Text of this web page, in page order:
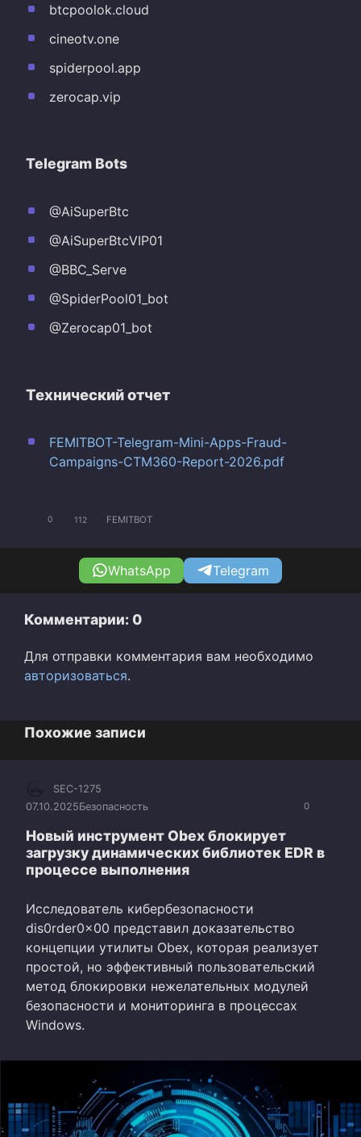
btcpoolok.cloud
cineotv.one
spiderpool.app
zerocap.vip
Telegram Bots
@AiSuperBtc
@AiSuperBtcVIP01
@BBC_Serve
@SpiderPool01_bot
@Zerocap01_bot
Технический отчет
FEMITBOT-Telegram-Mini-Apps-Fraud-
Campaigns-CTM360-Report-2026.pdf
0 112 FEMITBOT
WhatsApp Telegram
Комментарии: 0
Для отправки комментария вам необходимо
авторизоваться.
Похожие записи
0
SEC-1275
07.10.2025Безопасность
Новый инструмент Obex блокирует
загрузку динамических библиотек EDR в
процессе выполнения
Исследователь кибербезопасности
dis0rder0x00 представил доказательство
концепции утилиты Obex, которая реализует
простой, но эффективный пользовательский
метод блокировки нежелательных модулей
безопасности и мониторинга в процессах
Windows.